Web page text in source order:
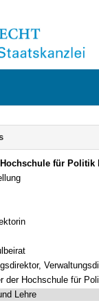
(HfP-Gesetz – HfPG) Vom 27. Oktober 1970
der Hochschule für
Lehre